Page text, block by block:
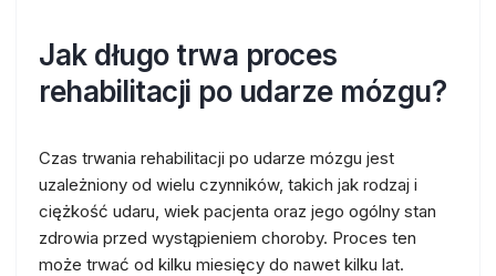
Jak długo trwa proces
rehabilitacji po udarze mózgu?
Czas trwania rehabilitacji po udarze mózgu jest
uzależniony od wielu czynników, takich jak rodzaj i
ciężkość udaru, wiek pacjenta oraz jego ogólny stan
zdrowia przed wystąpieniem choroby. Proces ten
może trwać od kilku miesięcy do nawet kilku lat.